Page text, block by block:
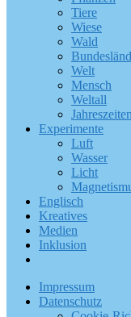
Tiere
Wiese
Wald
Welt
Mensch
Weltall
Jahreszeiten
Experimente
Luft
Wasser
Licht
Englisch
Kreatives
Medien
Inklusion
Impressum
Datenschutz